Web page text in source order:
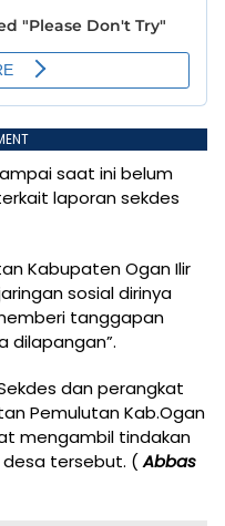
saat ini belum
laporan sekdes
Kabupaten Ogan Ilir
sosial dirinya
tanggapan
dilapangan”.
dan perangkat
Pemulutan Kab.Ogan
mengambil tindakan
desa tersebut. (Abbas